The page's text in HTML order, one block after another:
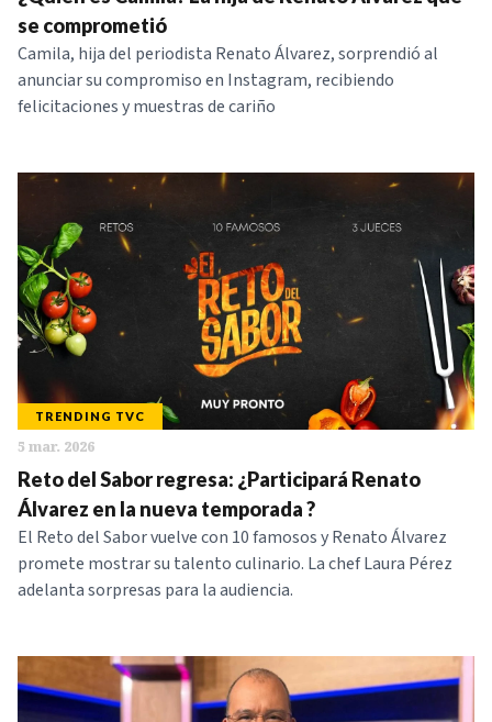
SERIES
se comprometió
Camila, hija del periodista Renato Álvarez, sorprendió al
anunciar su compromiso en Instagram, recibiendo
felicitaciones y muestras de cariño
TRENDING TVC
5 mar. 2026
Reto del Sabor regresa: ¿Participará Renato
Álvarez en la nueva temporada ?
El Reto del Sabor vuelve con 10 famosos y Renato Álvarez
promete mostrar su talento culinario. La chef Laura Pérez
adelanta sorpresas para la audiencia.